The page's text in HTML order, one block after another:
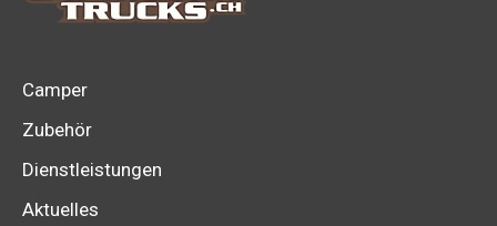
Camper
Zubehör
Dienstleistungen
Aktuelles